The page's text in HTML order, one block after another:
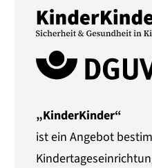
„KinderKinder“
ist ein Angebot